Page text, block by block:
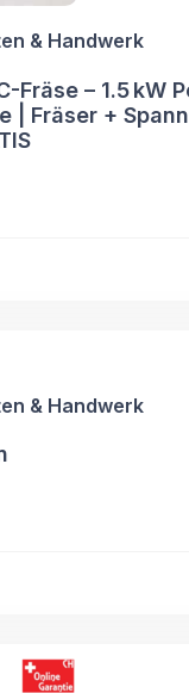
& Handwerk
Fräse – 1.5 kW
| Fräser +
& Handwerk